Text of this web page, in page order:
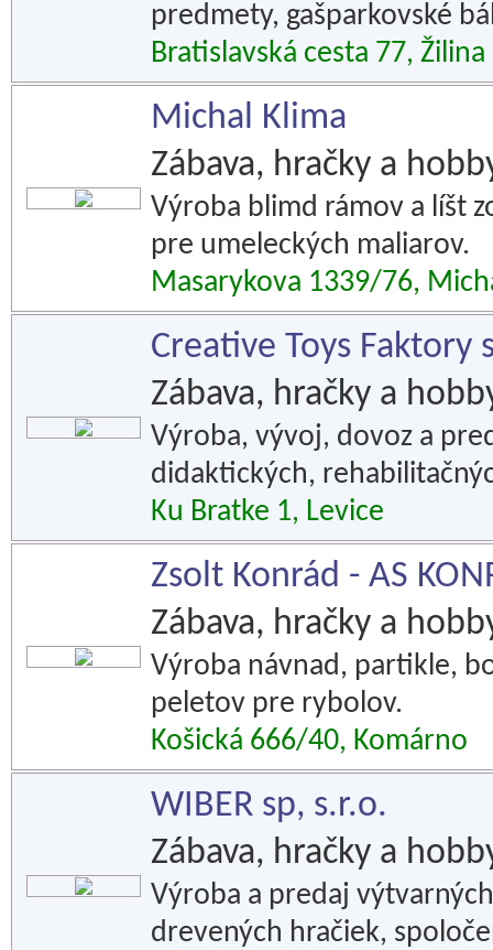
predmety, gašparkovské
Bratislavská cesta 77, Žilina
Michal Klima
Zábava, hračky a
Výroba blimd rámov a líšt
pre umeleckých maliarov.
Masarykova 1339/76,
Creative Toys Faktory
Zábava, hračky a
Výroba, vývoj, dovoz a
didaktických,
Ku Bratke 1, Levice
Zsolt Konrád - AS
Zábava, hračky a
Výroba návnad, partikle,
peletov pre rybolov.
Košická 666/40, Komárno
WIBER sp, s.r.o.
Zábava, hračky a
Výroba a predaj
drevených hračiek,